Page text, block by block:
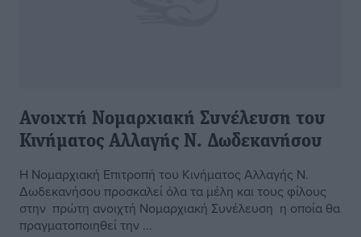
Ανοιχτή Νομαρχιακή Συνέλευση του
Κινήματος Αλλαγής Ν. Δωδεκανήσου
Η Νομαρχιακή Επιτροπή του Κινήματος Αλλαγής Ν.
Δωδεκανήσου προσκαλεί όλα τα μέλη και τους φίλους
στην πρώτη ανοιχτή Νομαρχιακή Συνέλευση η οποία θα
πραγματοποιηθεί την ...